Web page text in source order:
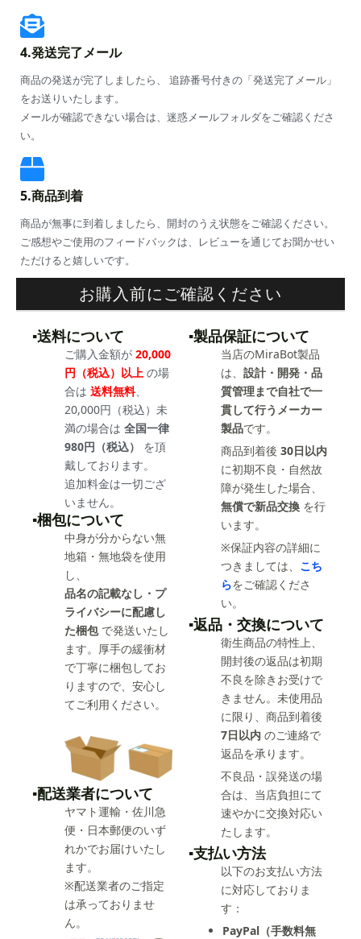
4.発送完了メール
商品の発送が完了しましたら、 追跡番号付きの「発送完了メール」
をお送りいたします。
メールが確認できない場合は、迷惑メールフォルダをご確認くださ
い。
5.商品到着
商品が無事に到着しましたら、開封のうえ状態をご確認ください。
ご感想やご使用のフィードバックは、レビューを通じてお聞かせい
ただけると嬉しいです。
お購入前にご確認ください
▪️送料について
ご購入金額が 20,000
円（税込）以上 の場
合は 送料無料、
20,000円（税込）未
満の場合は 全国一律
980円（税込）
を頂
戴しております。
追加料金は一切ござ
いません。
▪️梱包について
中身が分からない無
地箱・無地袋を使用
し、
品名の記載なし・プ
ライバシーに配慮し
た梱包で発送いたし
ます。厚手の緩衝材
で丁寧に梱包してお
りますので、安心し
てご利用ください。
▪️配送業者について
ヤマト運輸・佐川急
便・日本郵便のいず
れかでお届けいたし
ます。
※配送業者のご指定
は承っておりませ
ん。
▪️製品保証について
当店のMiraBot製品
は、 設計・開発・品
質管理まで自社で一
貫して行うメーカー
製品です。
商品到着後 30日以内
に初期不良・自然故
障が発生した場合、
無償で新品交換 を行
います。
※保証内容の詳細に
つきましては、 こち
らをご確認くださ
い。
▪️返品・交換について
衛生商品の特性上、
開封後の返品は初期
不良を除きお受けで
きません。未使用品
に限り、商品到着後
7日以内 のご連絡で
返品を承ります。
不良品・誤発送の場
合は、当店負担にて
速やかに交換対応い
たします。
▪️支払い方法
以下のお支払い方法
に対応しておりま
す：
PayPal（手数料無